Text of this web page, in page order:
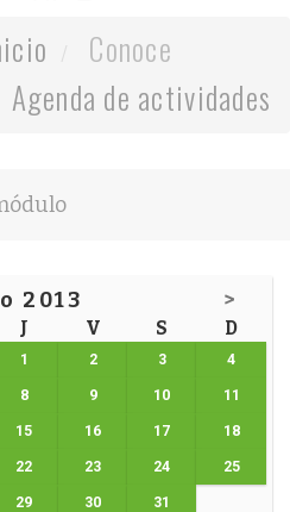
Conoce
Agenda de actividades
2013 >
J V S D
1 2 3 4
8 9 10 11
15 16 17 18
22 23 24 25
29 30 31